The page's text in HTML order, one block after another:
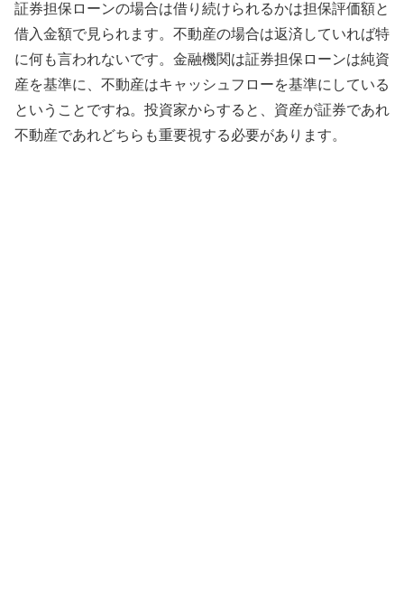
証券担保ローンの場合は借り続けられるかは担保評価額と
借入金額で見られます。不動産の場合は返済していれば特
に何も言われないです。金融機関は証券担保ローンは純資
産を基準に、不動産はキャッシュフローを基準にしている
ということですね。投資家からすると、資産が証券であれ
不動産であれどちらも重要視する必要があります。